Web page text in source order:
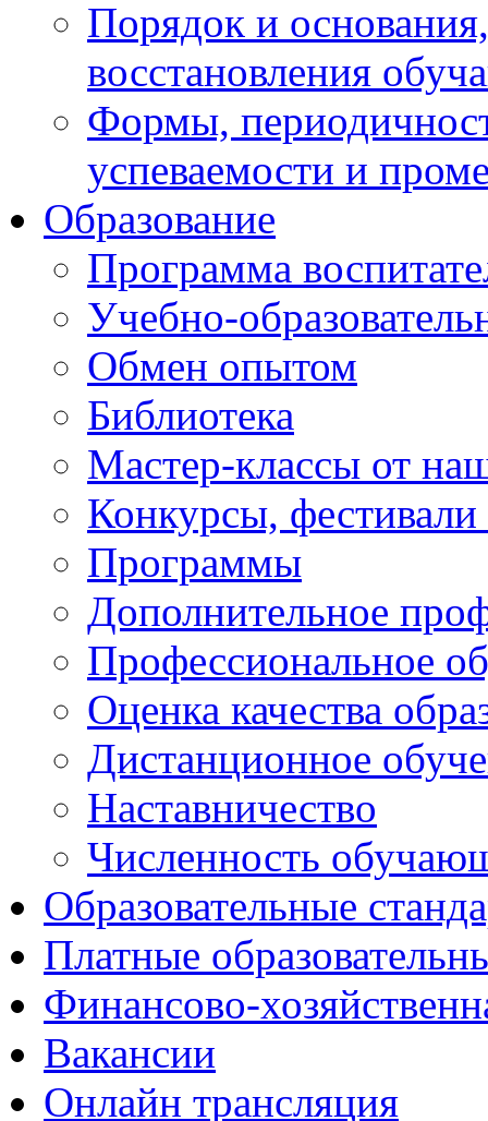
Порядок и
восстановления
Формы,
успеваемости и
Образование
Программа
Учебно-
Обмен опытом
Библиотека
Мастер-классы от
Конкурсы,
Программы
Дополнительное
Профессиональное
Оценка качества
Дистанционное
Наставничество
Численность
Образовательные
Платные
Финансово-
Вакансии
Онлайн трансляция